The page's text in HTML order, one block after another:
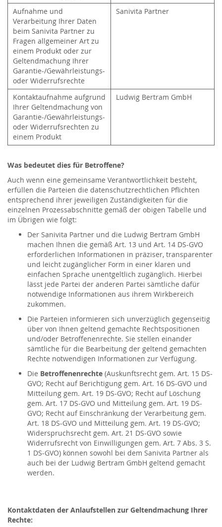
Aufnahme und
Verarbeitung Ihrer Daten
beim Sanivita Partner zu
Fragen allgemeiner Art zu
einem Produkt oder zur
Geltendmachung Ihrer
Garantie-/Gewährleistungs-
oder Widerrufsrechte
Sanivita Partner
Kontaktaufnahme aufgrund
Ihrer Geltendmachung von
Garantie-/Gewährleistungs-
oder Widerrufsrechten zu
einem Produkt
Ludwig Bertram GmbH
Was bedeutet dies für Betroffene?
Auch wenn eine gemeinsame Verantwortlichkeit besteht,
erfüllen die Parteien die datenschutzrechtlichen Pflichten
entsprechend ihrer jeweiligen Zuständigkeiten für die
einzelnen Prozessabschnitte gemäß der obigen Tabelle und
im Übrigen wie folgt:
Der Sanivita Partner und die Ludwig Bertram GmbH
machen Ihnen die gemäß Art. 13 und Art. 14 DS-GVO
erforderlichen Informationen in präziser, transparenter
und leicht zugänglicher Form in einer klaren und
einfachen Sprache unentgeltlich zugänglich. Hierbei
lässt jede Partei der anderen Partei sämtliche dafür
notwendige Informationen aus ihrem Wirkbereich
zukommen.
Die Parteien informieren sich unverzüglich gegenseitig
über von Ihnen geltend gemachte Rechtspositionen
und/oder Betroffenenrechte. Sie stellen einander
sämtliche für die Bearbeitung der geltend gemachten
Rechte notwendigen Informationen zur Verfügung.
Die Betroffenenrechte (Auskunftsrecht gem. Art. 15 DS-
GVO; Recht auf Berichtigung gem. Art. 16 DS-GVO und
Mitteilung gem. Art. 19 DS-GVO; Recht auf Löschung
gem. Art. 17 DS-GVO und Mitteilung gem. Art. 19 DS-
GVO; Recht auf Einschränkung der Verarbeitung gem.
Art. 18 DS-GVO und Mitteilung gem. Art. 19 DS-GVO;
Widerspruchsrecht gem. Art. 21 DS-GVO sowie
Widerrufsrecht von Einwilligungen gem. Art. 7 Abs. 3 S.
1 DS-GVO) können sowohl bei dem Sanivita Partner als
auch bei der Ludwig Bertram GmbH geltend gemacht
werden.
Kontaktdaten der Anlaufstellen zur Geltendmachung Ihrer
Rechte: